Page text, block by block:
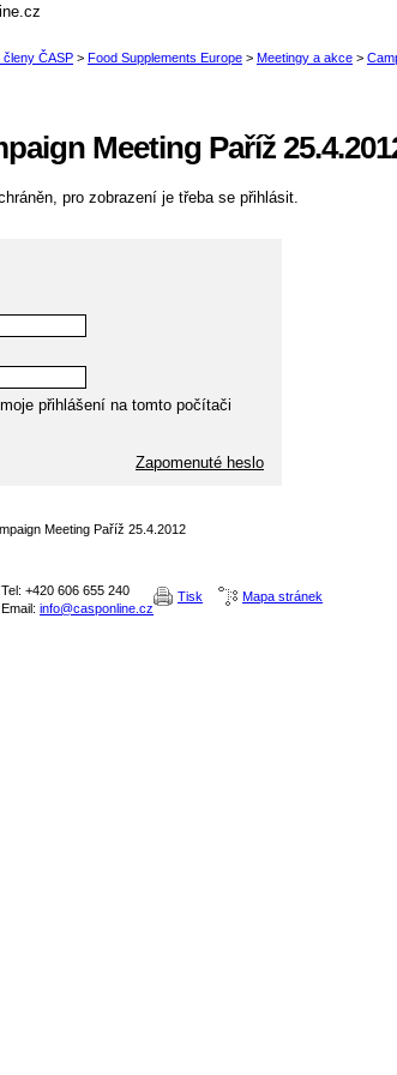
Meeting Paříž
pro zobrazení je třeba se přihlásit.
přihlášení na tomto počítači
Zapomenuté heslo
Meeting Paříž 25.4.2012
Tel: +420 606 655 240
Email: info@casponline.cz
Tisk Mapa stránek